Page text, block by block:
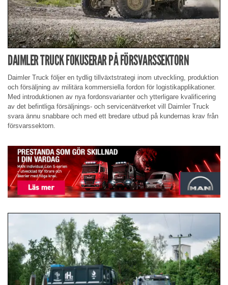
DAIMLER TRUCK FOKUSERAR PÅ FÖRSVARSSEKTORN
Daimler Truck följer en tydlig tillväxtstrategi inom utveckling, produktion
och försäljning av militära kommersiella fordon för logistikapplikationer.
Med introduktionen av nya fordonsvarianter och ytterligare kvalificering
av det befintliga försäljnings- och servicenätverket vill Daimler Truck
svara ännu snabbare och med ett bredare utbud på kundernas krav från
försvarssektorn.